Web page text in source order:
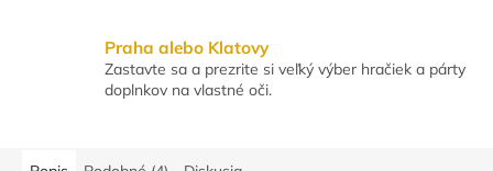
Praha alebo Klatovy
Zastavte sa a prezrite si veľký výber hračiek a párty
doplnkov na vlastné oči.